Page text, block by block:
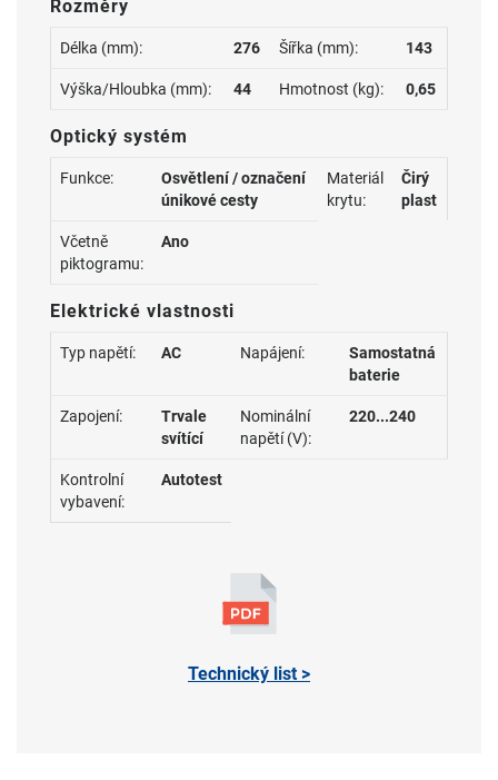
Rozměry
Délka (mm): 276 Šířka (mm): 143
Výška/Hloubka (mm): 44 Hmotnost (kg): 0,65
Optický systém
Funkce:
Osvětlení / označení
únikové cesty
Materiál
krytu:
Čirý
plast
Včetně
piktogramu:
Ano
Elektrické vlastnosti
Typ napětí: AC Napájení:
Samostatná
baterie
Zapojení:
Trvale
svítící
Nominální
napětí (V):
220...240
Kontrolní
vybavení:
Autotest
Technický list >